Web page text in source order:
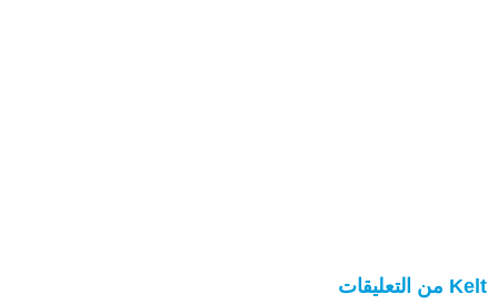
Kelt من التعليقات